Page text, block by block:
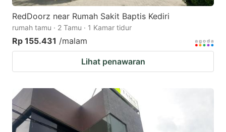
RedDoorz near Rumah Sakit Baptis Kediri
rumah tamu · 2 Tamu · 1 Kamar tidur
Rp 155.431 /malam
Lihat penawaran